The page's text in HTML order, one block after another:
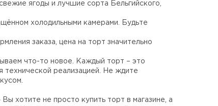
ягоды и лучшие сорта Бельгийского,
холодильными камерами. Будьте
заказа, цена на торт значительно
что-то новое. Каждый торт – это
технической реализацией. Не ждите
хотите не просто купить торт в магазине, а